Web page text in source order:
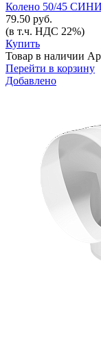
Колено 50/45
79.50 руб.
(в т.ч. НДС 22%)
Купить
Товар в наличии
Перейти в корзину
Добавлено